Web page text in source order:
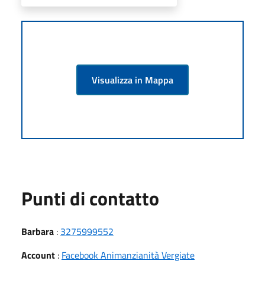
Visualizza in Mappa
Punti di contatto
Barbara : 3275999552
Account : Facebook Animanzianità Vergiate